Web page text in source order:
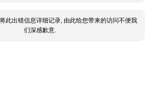
此出错信息详细记录, 由此给您带来的访问不便我
们深感歉意.